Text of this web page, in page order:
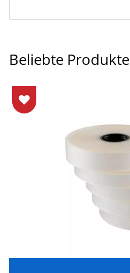
Beliebte Produkte